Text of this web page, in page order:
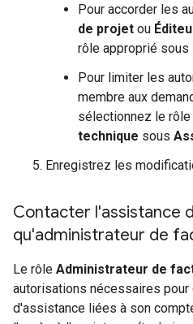
Pour accorder les
de projet ou
rôle approprié sous
Pour limiter les
membre aux
sélectionnez le rôle
technique sous
Enregistrez les
Contacter l'assistance
qu'administrateur de
Le rôle Administrateur de
autorisations nécessaires
d'assistance liées à son